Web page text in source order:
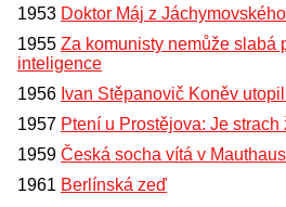
1953 Doktor Máj z
1955 Za komunisty nemůže slabá
inteligence
1956 Ivan Stěpanovič Koněv
1957 Ptení u Prostějova: Je strach
1959 Česká socha vítá v
1961 Berlínská zeď